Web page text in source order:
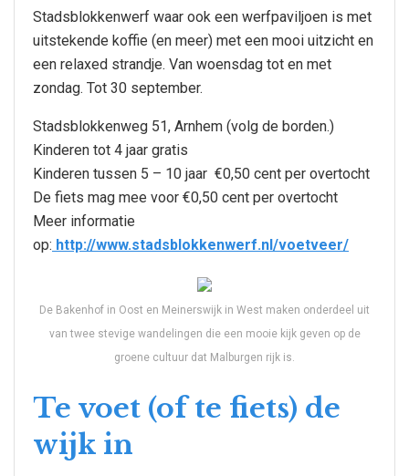
Stadsblokkenwerf waar ook een werfpaviljoen is met
uitstekende koffie (en meer) met een mooi uitzicht en
een relaxed strandje. Van woensdag tot en met
zondag. Tot 30 september.
Stadsblokkenweg 51, Arnhem (volg de borden.)
Kinderen tot 4 jaar gratis
Kinderen tussen 5 – 10 jaar €0,50 cent per overtocht
De fiets mag mee voor €0,50 cent per overtocht
Meer informatie
op: http://www.stadsblokkenwerf.nl/voetveer/
De Bakenhof in Oost en Meinerswijk in West maken onderdeel uit
van twee stevige wandelingen die een mooie kijk geven op de
groene cultuur dat Malburgen rijk is.
Te voet (of te fiets) de
wijk in